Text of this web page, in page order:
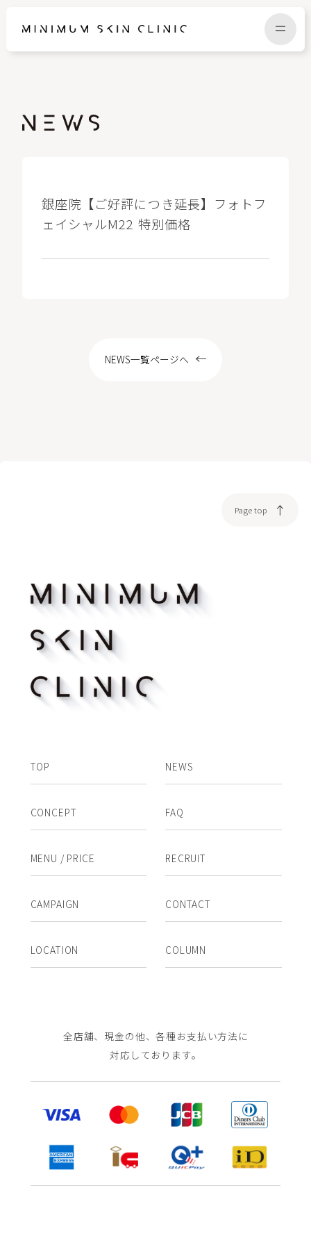
銀座院【ご好評につき延長】フォトフ
ェイシャルM22 特別価格
NEWS一覧ページへ
Page top
TOP
CONCEPT
MENU / PRICE
CAMPAIGN
LOCATION
NEWS
FAQ
RECRUIT
CONTACT
COLUMN
全店舗、現金の他、各種お支払い方法に
対応しております。
CAMPAIGN
MENU / PRICE
RECRUIT
CONTACT